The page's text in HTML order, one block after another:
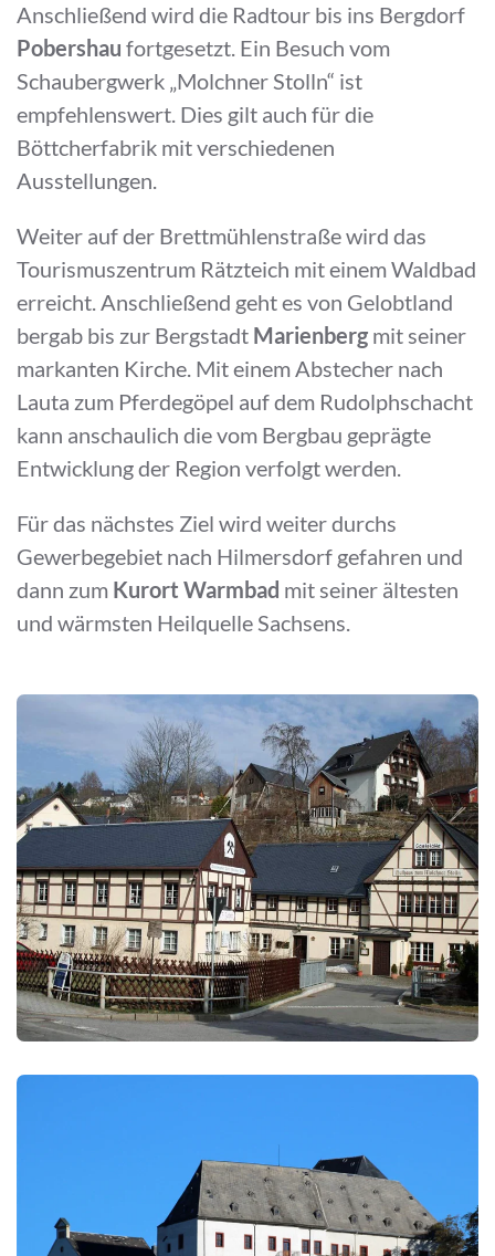
Anschließend wird die Radtour bis ins Bergdorf
Pobershau fortgesetzt. Ein Besuch vom
Schaubergwerk „Molchner Stolln“ ist
empfehlenswert. Dies gilt auch für die
Böttcherfabrik mit verschiedenen
Ausstellungen.
Weiter auf der Brettmühlenstraße wird das
Tourismuszentrum Rätzteich mit einem Waldbad
erreicht. Anschließend geht es von Gelobtland
bergab bis zur Bergstadt Marienberg mit seiner
markanten Kirche. Mit einem Abstecher nach
Lauta zum Pferdegöpel auf dem Rudolphschacht
kann anschaulich die vom Bergbau geprägte
Entwicklung der Region verfolgt werden.
Für das nächstes Ziel wird weiter durchs
Gewerbegebiet nach Hilmersdorf gefahren und
dann zum Kurort Warmbad mit seiner ältesten
und wärmsten Heilquelle Sachsens.